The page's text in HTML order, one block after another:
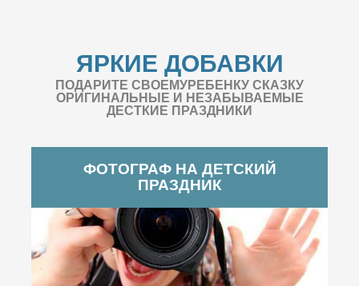
ЯРКИЕ ДОБАВКИ
ПОДАРИТЕ СВОЕМУРЕБЕНКУ СКАЗКУ
ОРИГИНАЛЬНЫЕ И НЕЗАБЫВАЕМЫЕ
ДЕСТКИЕ ПРАЗДНИКИ
ФОТОГРАФ НА ДЕТСКИЙ
ПРАЗДНИК